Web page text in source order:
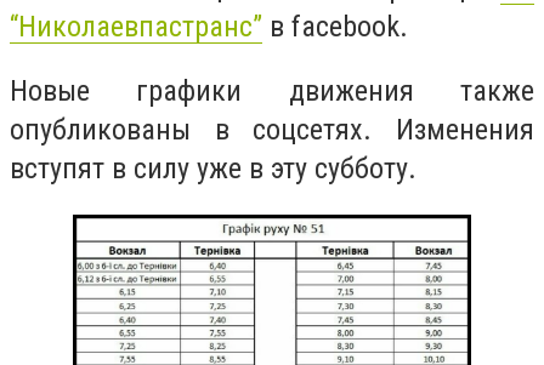
“Николаевпастранс” в facebook.
Новые графики движения также
опубликованы в соцсетях. Изменения
вступят в силу уже в эту субботу.